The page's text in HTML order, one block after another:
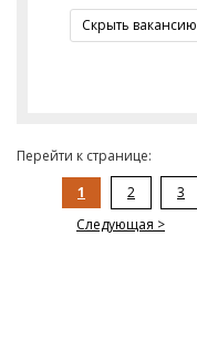
Скрыть вакансию
Перейти к странице:
1
2 3
Следующая >